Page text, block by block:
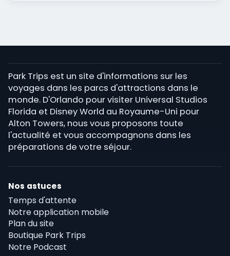
Park Trips est un site d'informations sur les
voyages dans les parcs d'attractions dans le
monde. D'Orlando pour visiter Universal Studios
Florida et Disney World au Royaume-Uni pour
Alton Towers, nous vous proposons toute
l'actualité et vous accompagnons dans les
préparations de votre séjour.
Nos astuces
Temps d'attente
Notre application mobile
Plan du site
Boutique Park Trips
Notre Podcast